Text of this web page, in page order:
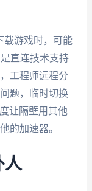
载游戏时，可能
直连技术支持
工程师远程分
题，临时切换
让隔壁用其他
的加速器。
人